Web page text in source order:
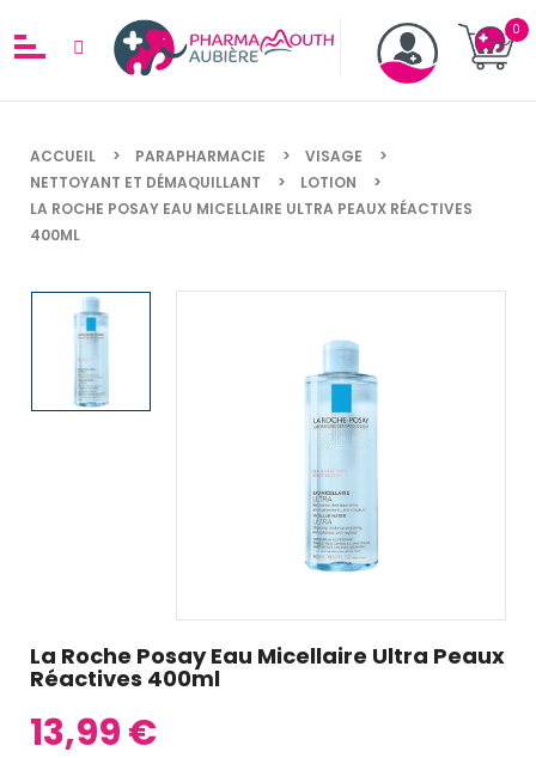
ACCUEIL PARAPHARMACIE
VISAGE
NETTOYANT ET DÉMAQUILLANT
LOTION
LA ROCHE POSAY EAU MICELLAIRE ULTRA PEAUX RÉACTIVES
400ML
La Roche Posay Eau Micellaire Ultra Peaux
Réactives 400ml
13,99 €